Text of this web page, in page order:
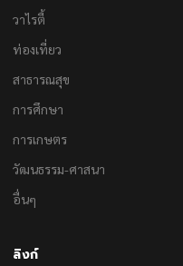
วาไรตี้
ท่องเที่ยว
สาธารณสุข
การศึกษา
การเกษตร
วัฒนธรรม-ศาสนา
อื่นๆ
ลิงก์